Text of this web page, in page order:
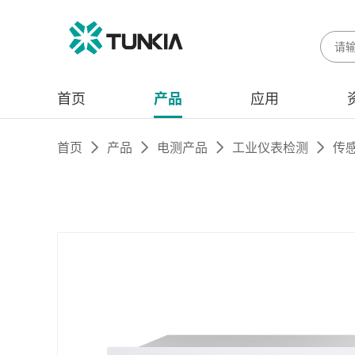
首页 产品 应用
首页 产品 电测产品 工业仪表检测 传